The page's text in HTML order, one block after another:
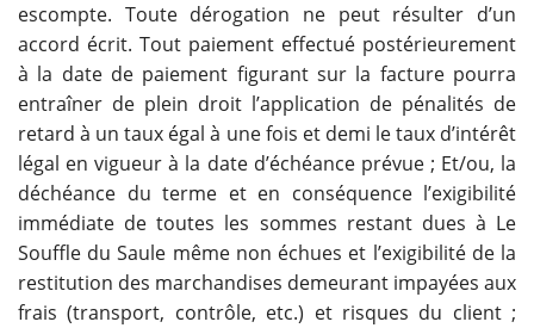
escompte. Toute dérogation ne peut résulter d’un
accord écrit. Tout paiement effectué postérieurement
à la date de paiement figurant sur la facture pourra
entraîner de plein droit l’application de pénalités de
retard à un taux égal à une fois et demi le taux d’intérêt
légal en vigueur à la date d’échéance prévue ; Et/ou, la
déchéance du terme et en conséquence l’exigibilité
immédiate de toutes les sommes restant dues à Le
Souffle du Saule même non échues et l’exigibilité de la
restitution des marchandises demeurant impayées aux
frais (transport, contrôle, etc.) et risques du client ;